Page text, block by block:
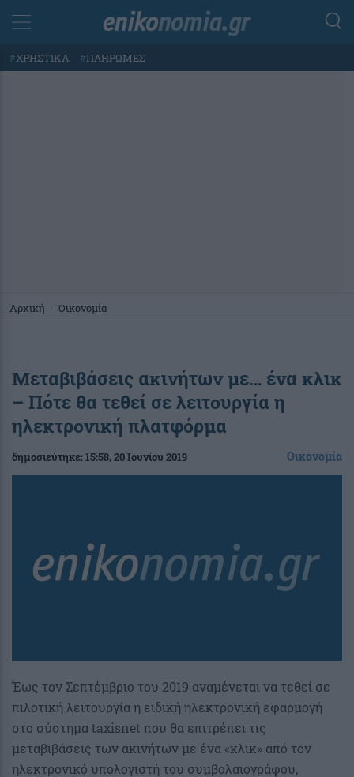
#ΧΡΗΣΤΙΚΑ #ΠΛΗΡΩΜΕΣ
Αρχική - Οικονομία
Μεταβιβάσεις ακινήτων με… ένα κλικ
– Πότε θα τεθεί σε λειτουργία η
ηλεκτρονική πλατφόρμα
δημοσιεύτηκε:15:58, 20 Ιουνίου 2019 Οικονομία
Έως τον Σεπτέμβριο του 2019 αναμένεται να τεθεί σε
πιλοτική λειτουργία η ειδική ηλεκτρονική εφαρμογή
στο σύστημα taxisnet που θα επιτρέπει τις
μεταβιβάσεις των ακινήτων με ένα «κλικ» από τον
ηλεκτρονικό υπολογιστή του συμβολαιογράφου,